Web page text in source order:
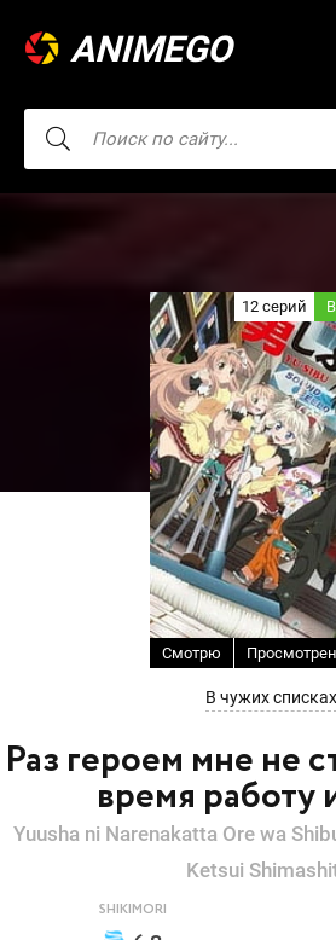
ANIMEGO
Раз героем мне не
время работу
12 серий
Смотрю
В чужих списках
Yuusha ni Narenakatta Ore wa
Ketsui
SHIKIMORI